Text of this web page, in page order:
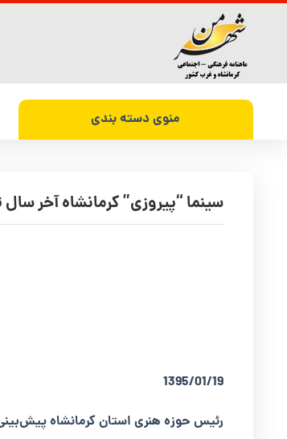
منوی دسته بندی
سینما “پیروزی” کرمانشاه آخر سال 96 افتتاح می‌شود
1395/01/19
رئیس حوزه هنری استان کرمانشاه پیش‌بینی کرد،